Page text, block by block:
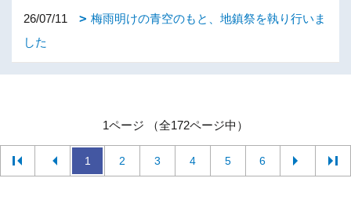
26/07/11
梅雨明けの青空のもと、地鎮祭を執り行いま
した
1ページ （全172ページ中）
1 2 3 4 5 6